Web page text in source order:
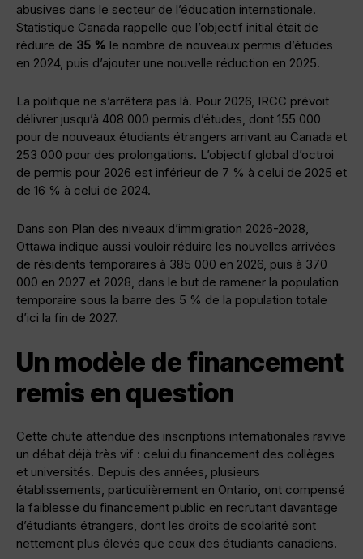
abusives dans le secteur de l’éducation internationale.
Statistique Canada rappelle que l’objectif initial était de
réduire de 35 % le nombre de nouveaux permis d’études
en 2024, puis d’ajouter une nouvelle réduction en 2025.
La politique ne s’arrêtera pas là. Pour 2026, IRCC prévoit
délivrer jusqu’à 408 000 permis d’études, dont 155 000
pour de nouveaux étudiants étrangers arrivant au Canada et
253 000 pour des prolongations. L’objectif global d’octroi
de permis pour 2026 est inférieur de 7 % à celui de 2025 et
de 16 % à celui de 2024.
Dans son Plan des niveaux d’immigration 2026-2028,
Ottawa indique aussi vouloir réduire les nouvelles arrivées
de résidents temporaires à 385 000 en 2026, puis à 370
000 en 2027 et 2028, dans le but de ramener la population
temporaire sous la barre des 5 % de la population totale
d’ici la fin de 2027.
Un modèle de financement
remis en question
Cette chute attendue des inscriptions internationales ravive
un débat déjà très vif : celui du financement des collèges
et universités. Depuis des années, plusieurs
établissements, particulièrement en Ontario, ont compensé
la faiblesse du financement public en recrutant davantage
d’étudiants étrangers, dont les droits de scolarité sont
nettement plus élevés que ceux des étudiants canadiens.